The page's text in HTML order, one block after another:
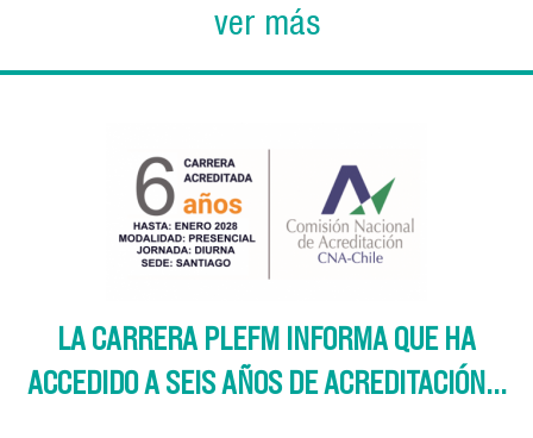
ver más
LA CARRERA PLEFM INFORMA QUE HA
ACCEDIDO A SEIS AÑOS DE ACREDITACIÓN...